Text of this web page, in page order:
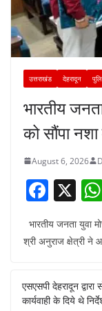
उत्तराखंड देहरादून
भारतीय
को सौंपा
August 6, 2026
F
a
c
e
b
o
X
भारतीय जनता युवा
श्री अनुराज क्षेत्री ने
एसएसपी देहरादून
कार्यवाही के दिये थे